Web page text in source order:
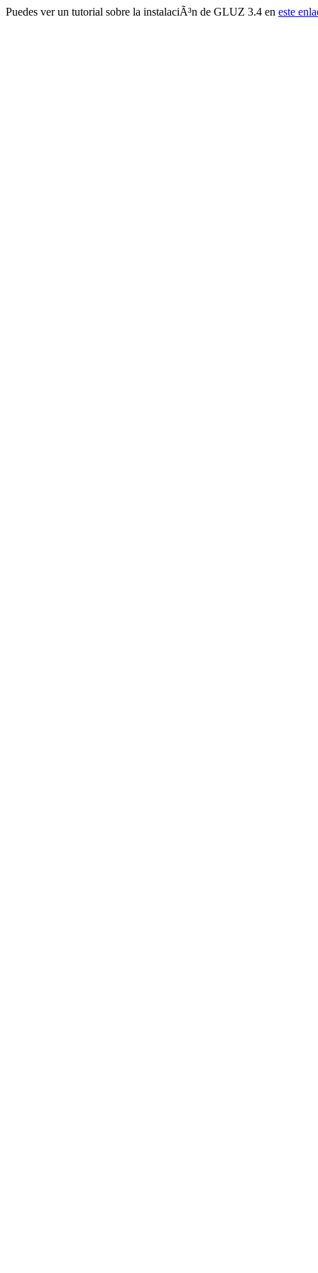
Puedes ver un tutorial sobre la instalaciÃ³n de GLUZ 3.4 en este